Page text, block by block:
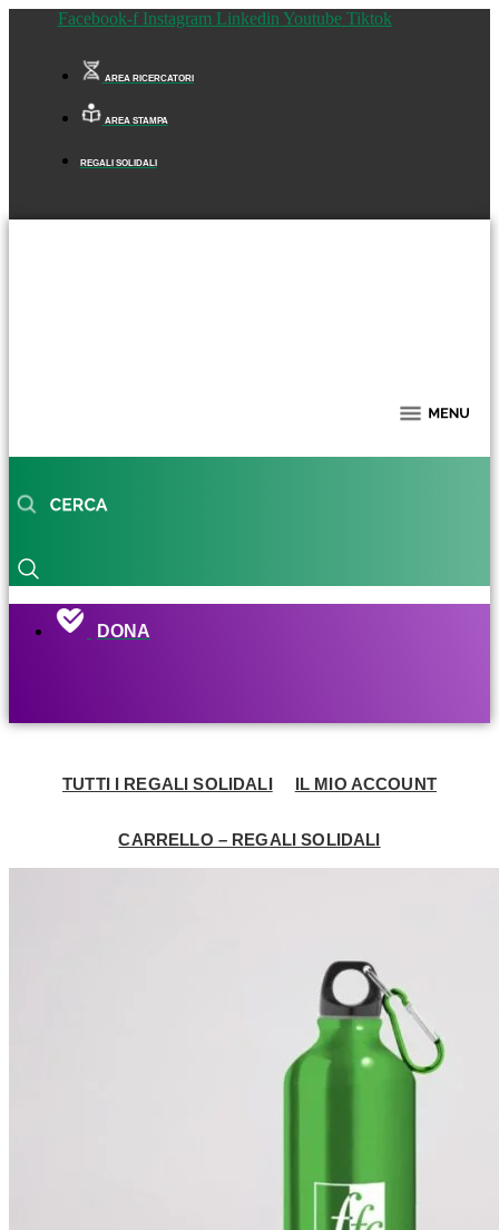
Facebook-f Instagram Linkedin Youtube Tiktok
AREA RICERCATORI
AREA STAMPA
REGALI SOLIDALI
DONA
TUTTI I REGALI SOLIDALI IL MIO ACCOUNT
CARRELLO – REGALI SOLIDALI